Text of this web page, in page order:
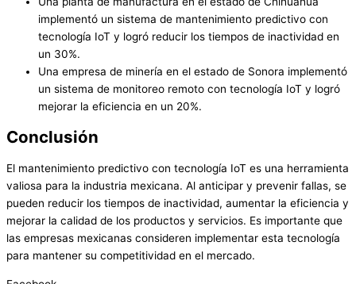
implementó un sistema de mantenimiento predictivo con
tecnología IoT y logró reducir los tiempos de inactividad en
un 30%.
Una empresa de minería en el estado de Sonora implementó
un sistema de monitoreo remoto con tecnología IoT y logró
mejorar la eficiencia en un 20%.
Conclusión
El mantenimiento predictivo con tecnología IoT es una herramienta
valiosa para la industria mexicana. Al anticipar y prevenir fallas, se
pueden reducir los tiempos de inactividad, aumentar la eficiencia y
mejorar la calidad de los productos y servicios. Es importante que
las empresas mexicanas consideren implementar esta tecnología
para mantener su competitividad en el mercado.